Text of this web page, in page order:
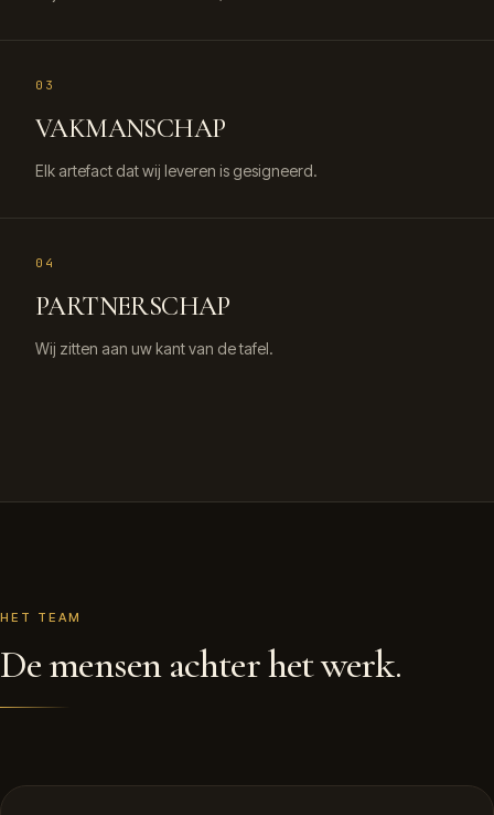
03
VAKMANSCHAP
Elk artefact dat wij leveren is gesigneerd.
04
PARTNERSCHAP
Wij zitten aan uw kant van de tafel.
HET TEAM
De mensen achter het werk.